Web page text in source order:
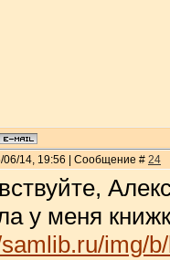
06/14, 19:56 | Сообщение # 24
у меня
img/